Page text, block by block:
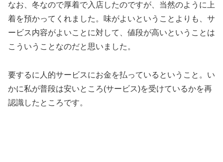
なお、冬なので厚着で入店したのですが、当然のように上
着を預かってくれました。味がよいということよりも、サ
ービス内容がよいことに対して、値段が高いということは
こういうことなのだと思いました。
要するに人的サービスにお金を払っているということ。い
かに私が普段は安いところ(サービス)を受けているかを再
認識したところです。